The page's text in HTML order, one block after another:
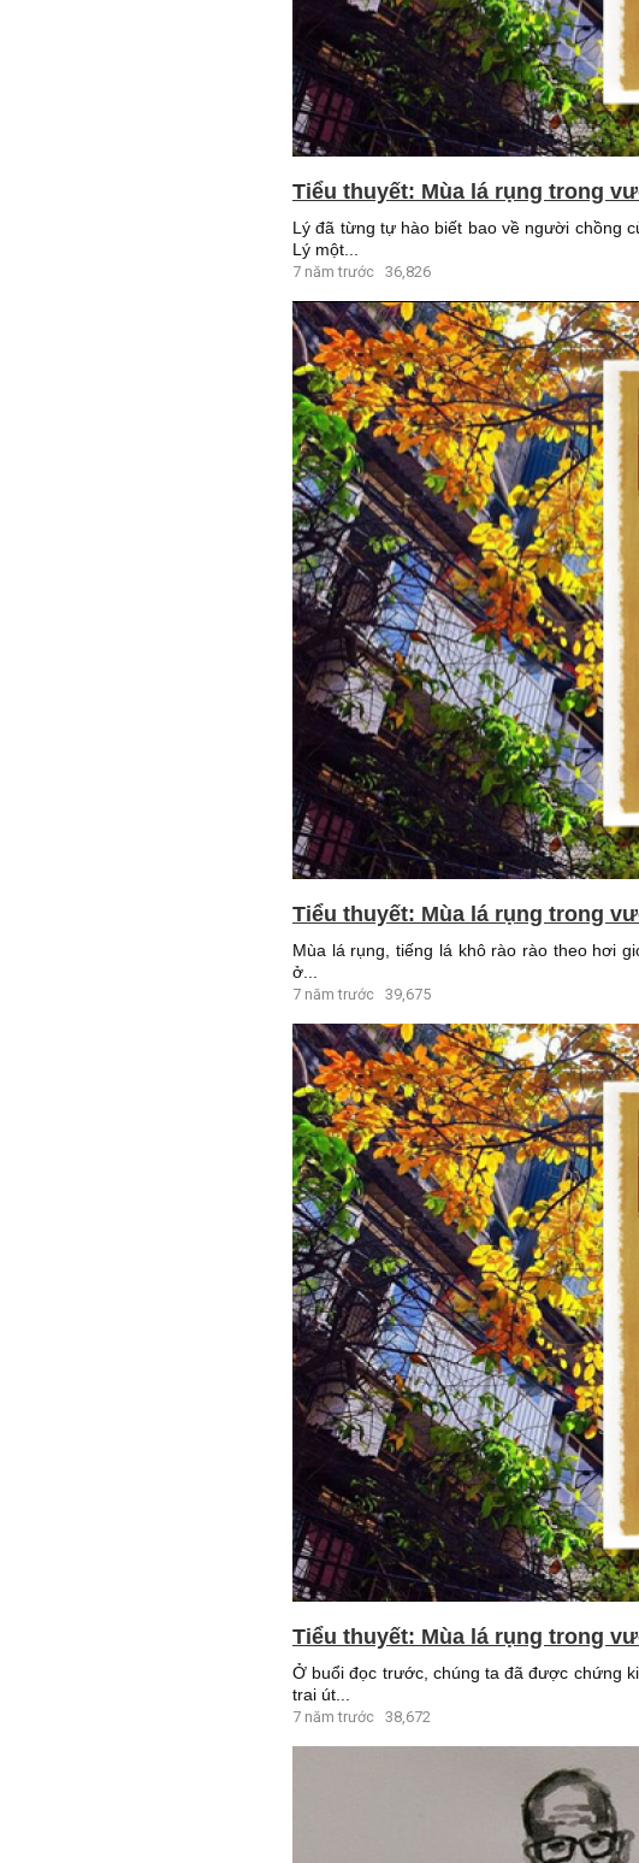
Tiểu thuyết: Mùa lá rụng trong
Lý đã từng tự hào biết bao về người chồng
Lý một...
7 năm trước 36,826
Tiểu thuyết: Mùa lá rụng trong
Mùa lá rụng, tiếng lá khô rào rào theo hơi
ở...
7 năm trước 39,675
Tiểu thuyết: Mùa lá rụng trong
Ở buổi đọc trước, chúng ta đã được chứng
trai út...
7 năm trước 38,672